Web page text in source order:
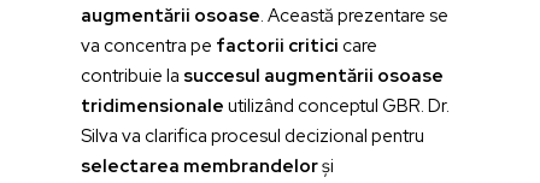
augmentării osoase. Această prezentare se
va concentra pe factorii critici care
contribuie la succesul augmentării osoase
tridimensionale utilizând conceptul GBR. Dr.
Silva va clarifica procesul decizional pentru
selectarea membrandelorși